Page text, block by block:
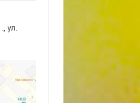
., ул.